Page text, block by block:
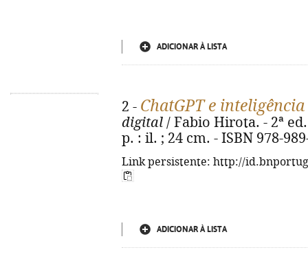
ADICIONAR À LISTA
2 - ChatGPT e
digital / Fabio Hirota. - 2ª
p. : il. ; 24 cm. - ISBN 978-
Link persistente: http://
ADICIONAR À LISTA